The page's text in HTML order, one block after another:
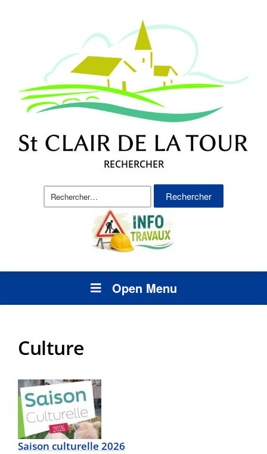
RECHERCHER
Rechercher :
Open Menu
Culture
Saison culturelle 2026